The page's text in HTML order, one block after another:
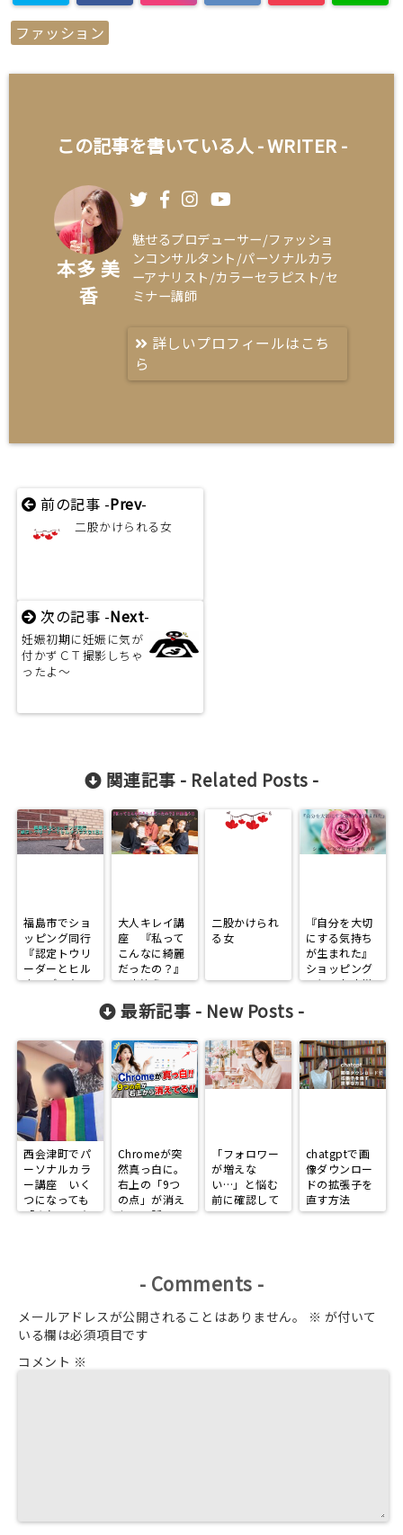
ファッション
この記事を書いている人 -WRITER -
本多 美
香
魅せるプロデューサー/ファッショ
ンコンサルタント/パーソナルカラ
ーアナリスト/カラーセラピスト/セ
ミナー講師
詳しいプロフィールはこち
ら
前の記事 -Prev-
二股かけられる女
次の記事 -Next-
妊娠初期に妊娠に気が
付かずＣＴ撮影しちゃ
ったよ～
関連記事 - Related Posts -
福島市でショ
ッピング同行
『認定トウリ
ーダーとヒル
ナンデスな1
大人キレイ講
座 『私って
こんなに綺麗
だったの？』
に出逢う日
二股かけられ
る女
『自分を大切
にする気持ち
が生まれた』
ショッピング
同行、お客様
最新記事 - New Posts -
西会津町でパ
ーソナルカラ
ー講座 いく
つになっても
「きれいで在
Chromeが突
然真っ白に。
右上の「9つ
の点」が消え
た日の話
「フォロワー
が増えな
い…」と悩む
前に確認して
ほしい、
chatgptで画
像ダウンロー
ドの拡張子を
直す方法
- Comments -
メールアドレスが公開されることはありません。 ※ が付いて
いる欄は必須項目です
コメント ※